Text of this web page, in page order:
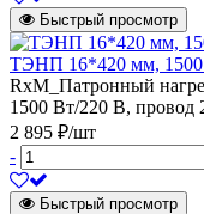
Быстрый просмотр
ТЭНП 16*420 мм, 1500
RxM_Патронный
1500 Вт/220 В, провод
2 895 ₽/шт
-
Быстрый просмотр